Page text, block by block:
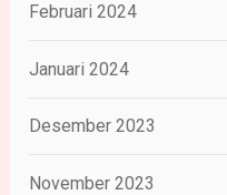
Februari 2024
Januari 2024
Desember 2023
November 2023